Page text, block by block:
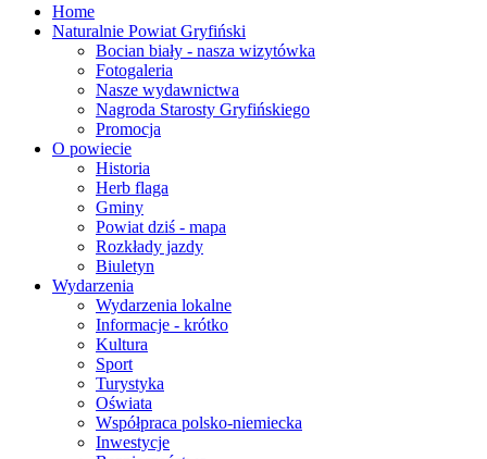
Home
Naturalnie Powiat Gryfiński
Bocian biały - nasza wizytówka
Fotogaleria
Nasze wydawnictwa
Nagroda Starosty Gryfińskiego
Promocja
O powiecie
Historia
Herb flaga
Gminy
Powiat dziś - mapa
Rozkłady jazdy
Biuletyn
Wydarzenia
Wydarzenia lokalne
Informacje - krótko
Kultura
Sport
Turystyka
Oświata
Współpraca polsko-niemiecka
Inwestycje